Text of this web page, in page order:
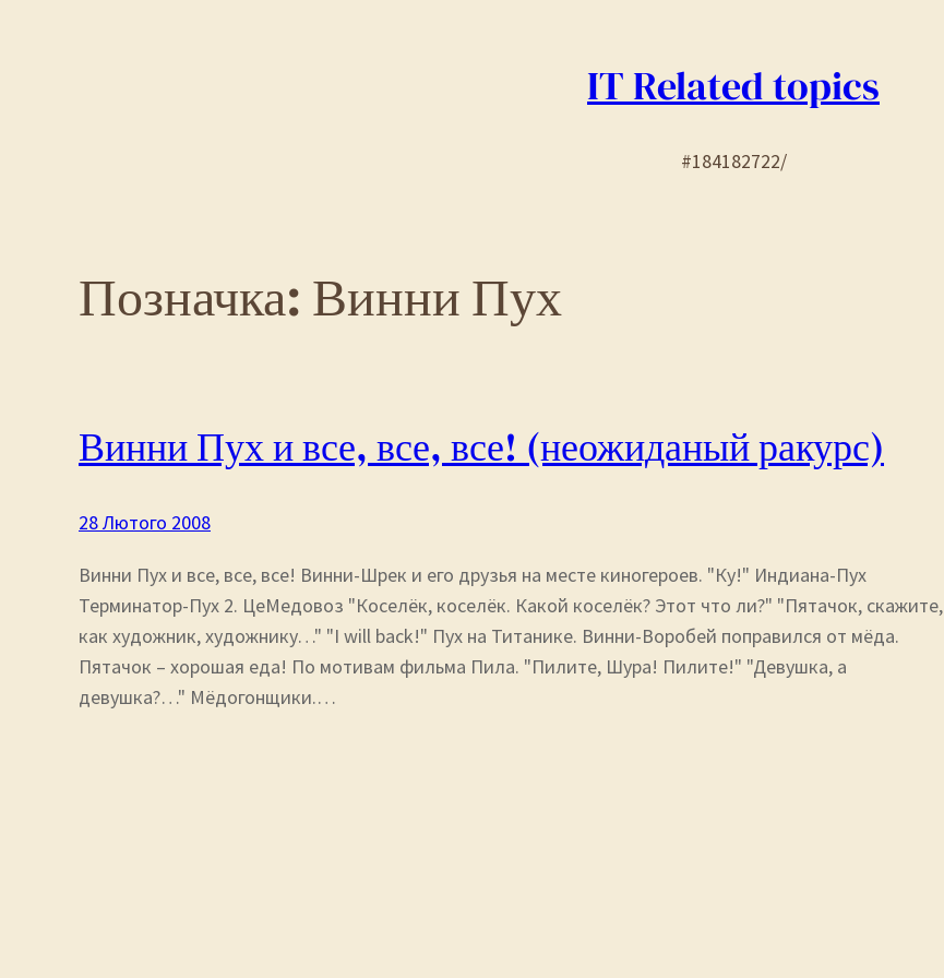
IT Related topics
#184182722/
Позначка:Винни Пух
Винни Пух и все, все, все! (неожиданый ракурс)
28 Лютого 2008
Винни Пух и все, все, все! Винни-Шрек и его друзья на месте киногероев. "Ку!" Индиана-Пух
Терминатор-Пух 2. ЦеМедовоз "Коселёк, коселёк. Какой коселёк? Этот что ли?" "Пятачок, скажите,
как художник, художнику…" "I will back!" Пух на Титанике. Винни-Воробей поправился от мёда.
Пятачок – хорошая еда! По мотивам фильма Пила. "Пилите, Шура! Пилите!" "Девушка, а
девушка?…" Мёдогонщики.…